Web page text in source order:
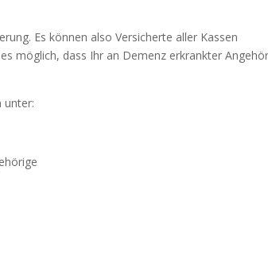
Es können also Versicherte aller Kassen
möglich, dass Ihr an Demenz erkrankter
unter: